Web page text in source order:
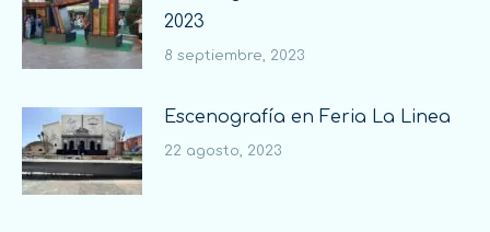
2023
8 septiembre, 2023
Escenografía en Feria La Linea
22 agosto, 2023